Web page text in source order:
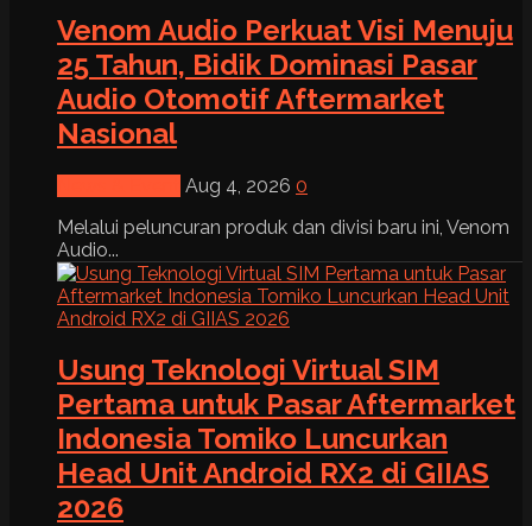
Venom Audio Perkuat Visi Menuju
25 Tahun, Bidik Dominasi Pasar
Audio Otomotif Aftermarket
Nasional
Aug 4, 2026 0
Melalui peluncuran produk dan divisi baru ini, Venom
Audio...
Usung Teknologi Virtual SIM
Pertama untuk Pasar Aftermarket
Indonesia Tomiko Luncurkan
Head Unit Android RX2 di GIIAS
2026